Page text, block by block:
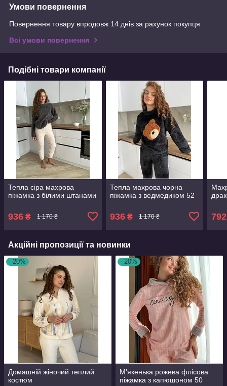
Умови повернення
Повернення товару впродовж 14 днів за рахунок покупця
Всі умови повернення
Подібні товари компанії
Тепла сіра махрова
піжамка з білими штанами
936 ₴ 1 170 ₴
Тепла махрова чорна
піжамка з ведмедиком 52
936₴ 1 170 ₴ 792
Акційні пропозиції та новинки
–20%
Домашній жіночий теплий
костюм
–20%
М'якенька рожева флісова
піжамка з капюшоном 50